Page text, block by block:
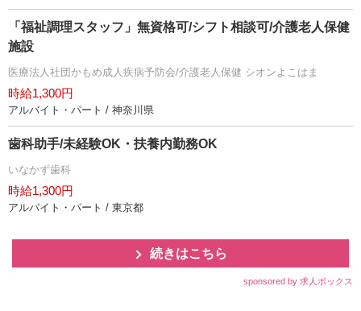
「福祉調理スタッフ」無資格可/シフト相談可/介護老人保健
施設
医療法人社団かもめ成人疾病予防会/介護老人保健 シオンよこはま
時給1,300円
アルバイト・パート / 神奈川県
歯科助手/未経験OK・扶養内勤務OK
いなかず歯科
時給1,300円
アルバイト・パート / 東京都
続きはこちら
sponsored by 求人ボックス